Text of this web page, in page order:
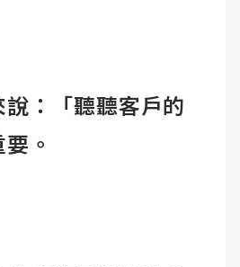
：「聽聽客戶的
。